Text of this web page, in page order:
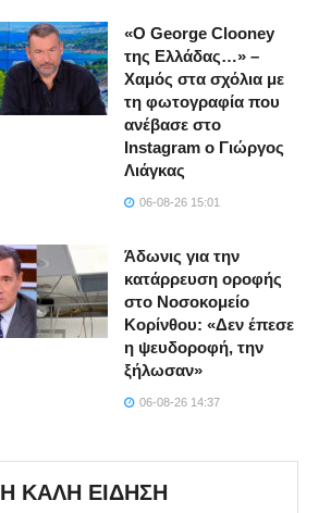
«Ο George Clooney
της Ελλάδας…» –
Χαμός στα σχόλια με
τη φωτογραφία που
ανέβασε στο
Instagram ο Γιώργος
Λιάγκας
06-08-26 15:01
Άδωνις για την
κατάρρευση οροφής
στο Νοσοκομείο
Κορίνθου: «Δεν έπεσε
η ψευδοροφή, την
ξήλωσαν»
06-08-26 14:37
Η ΚΑΛΗ ΕΙΔΗΣΗ